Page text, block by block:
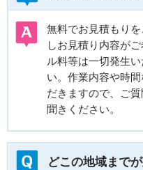
無料でお見積もり
しお見積り内容が
ル料等は一切発生
い。作業内容や時
だきますので、ご
聞きください。
どこの地域まで